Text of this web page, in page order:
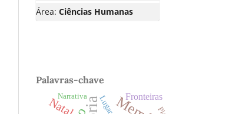
Área: Ciências Humanas
Palavras-chave
Natal Fronteiras
Lugar
Narrativa